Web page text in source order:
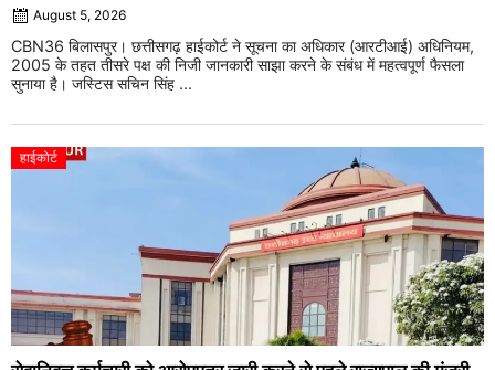
August 5, 2026
CBN36 बिलासपुर। छत्तीसगढ़ हाईकोर्ट ने सूचना का अधिकार (आरटीआई) अधिनियम,
2005 के तहत तीसरे पक्ष की निजी जानकारी साझा करने के संबंध में महत्वपूर्ण फैसला
सुनाया है। जस्टिस सचिन सिंह ...
हाईकोर्ट